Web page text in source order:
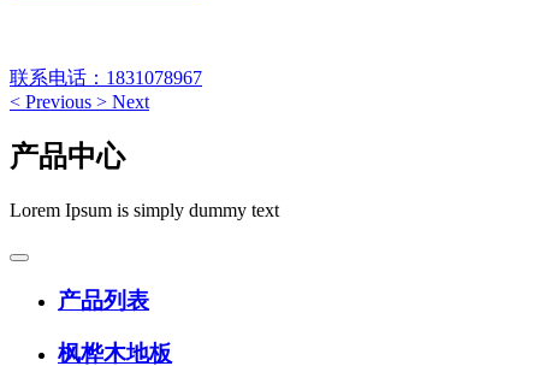
联系电话：1831078967
< Previous > Next
产品中心
Lorem Ipsum is simply dummy text
产品列表
枫桦木地板